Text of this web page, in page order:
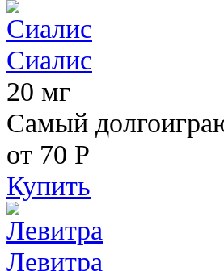
Сиалис
20 мг
Самый
от 70 Р
Купить
Левитра